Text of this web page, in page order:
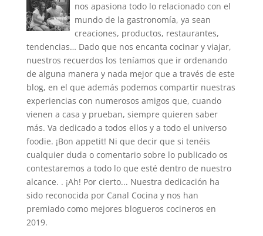
nos apasiona todo lo relacionado con el
mundo de la gastronomía, ya sean
creaciones, productos, restaurantes,
tendencias… Dado que nos encanta cocinar y viajar,
nuestros recuerdos los teníamos que ir ordenando
de alguna manera y nada mejor que a través de este
blog, en el que además podemos compartir nuestras
experiencias con numerosos amigos que, cuando
vienen a casa y prueban, siempre quieren saber
más. Va dedicado a todos ellos y a todo el universo
foodie. ¡Bon appetit! Ni que decir que si tenéis
cualquier duda o comentario sobre lo publicado os
contestaremos a todo lo que esté dentro de nuestro
alcance. . ¡Ah! Por cierto... Nuestra dedicación ha
sido reconocida por Canal Cocina y nos han
premiado como mejores blogueros cocineros en
2019.